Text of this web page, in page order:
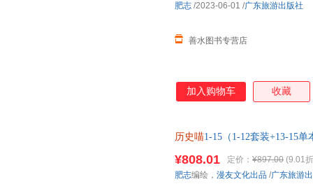
善水图书专营店
肥志 /2023-06-01 /广东旅游出版社
加入购物车 收藏
历史喵1-15（1-12套装+13-15单
¥808.01 定价： ¥897.00 (9.01
肥志编绘， 漫友文化出品 /广东旅游